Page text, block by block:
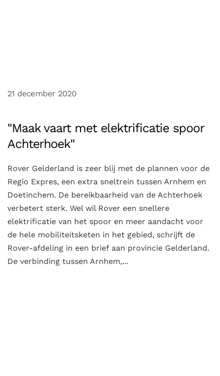
21 december 2020
"Maak vaart met elektrificatie spoor
Achterhoek"
Rover Gelderland is zeer blij met de plannen voor de
Regio Expres, een extra sneltrein tussen Arnhem en
Doetinchem. De bereikbaarheid van de Achterhoek
verbetert sterk. Wel wil Rover een snellere
elektrificatie van het spoor en meer aandacht voor
de hele mobiliteitsketen in het gebied, schrijft de
Rover-afdeling in een brief aan provincie Gelderland.
De verbinding tussen Arnhem,...